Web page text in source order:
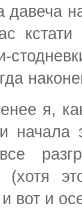
я,
(хотя
вот и